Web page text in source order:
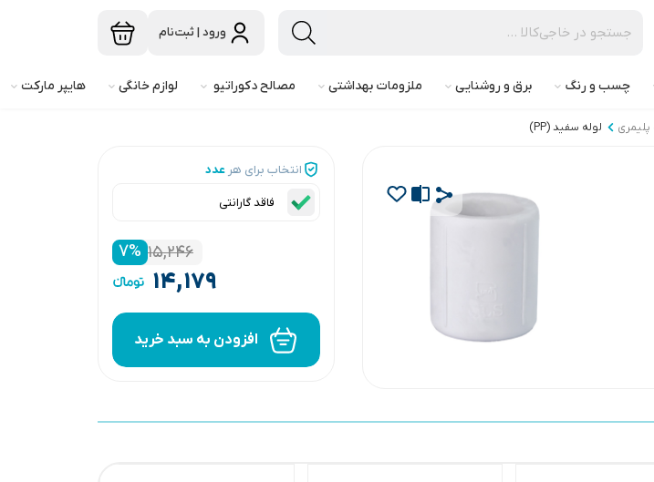
ورود | ثبت‌نام
چسب و رنگ برق و روشنایی ملزومات بهداشتی مصالح دکوراتیو لوازم خانگی هایپر مارکت
پلیمری لوله سفید (PP)
انتخاب برای هر عدد
فاقد گارانتی
۷% ۱۵,۲۴۶
۱۴,۱۷۹
افزودن به سبد خرید